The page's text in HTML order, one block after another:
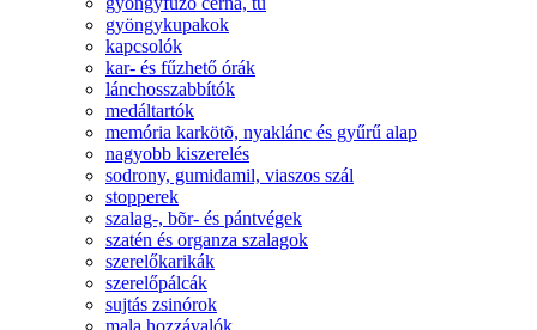
gyöngykupakok
kapcsolók
kar- és fűzhető órák
lánchosszabbítók
medáltartók
memória karkötõ, nyaklánc és gyűrű alap
nagyobb kiszerelés
sodrony, gumidamil, viaszos szál
stopperek
szalag-, bõr- és pántvégek
szatén és organza szalagok
szerelőkarikák
szerelőpálcák
sujtás zsinórok